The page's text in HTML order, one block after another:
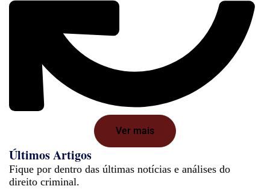
Ver mais
Últimos Artigos
Fique por dentro das últimas notícias e análises do
direito criminal.